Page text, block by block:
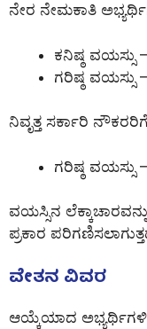
ನೇರ ನೇಮಕಾತಿ
ಕನಿಷ್ಠ ವಯಸ್ಸು
ಗರಿಷ್ಠ ವಯಸ್ಸು
ನಿವೃತ್ತ ಸರ್ಕಾರಿ
ಗರಿಷ್ಠ ವಯಸ್ಸು
ವಯಸ್ಸಿನ
ಪ್ರಕಾರ
ವೇತನ ವಿವರ
ಆಯ್ಕೆಯಾದ